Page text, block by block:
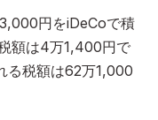
円をiDeCoで積
額は4万1,400円で
る税額は62万1,000